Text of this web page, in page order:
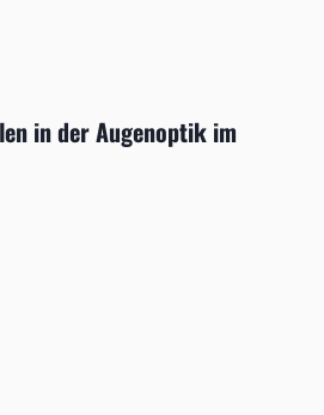
in der Augenoptik im